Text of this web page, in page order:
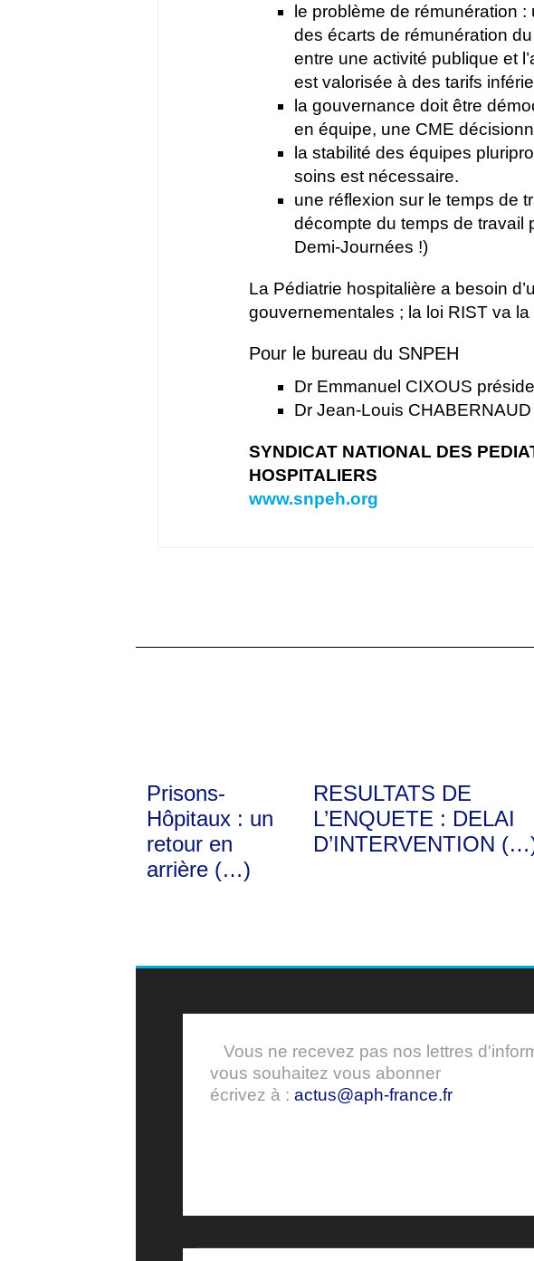
le problème de rémunération
des écarts de rémunération
entre une activité publique et
est valorisée à des tarifs
la gouvernance doit être
en équipe, une CME
la stabilité des équipes
soins est nécessaire.
une réflexion sur le temps de
décompte du temps de travail
Demi-Journées !)
La Pédiatrie hospitalière a besoin
gouvernementales ; la loi RIST va
Pour le bureau du SNPEH
Dr Emmanuel CIXOUS
Dr Jean-Louis
SYNDICAT NATIONAL DES
HOSPITALIERS
www.snpeh.org
Prisons-
Hôpitaux : un
retour en
arrière (…)
RESULTATS DE
L’ENQUETE : DELAI
D’INTERVENTION
Vous ne recevez pas nos lettres
vous souhaitez vous abonner
écrivez à : actus@aph-france.fr